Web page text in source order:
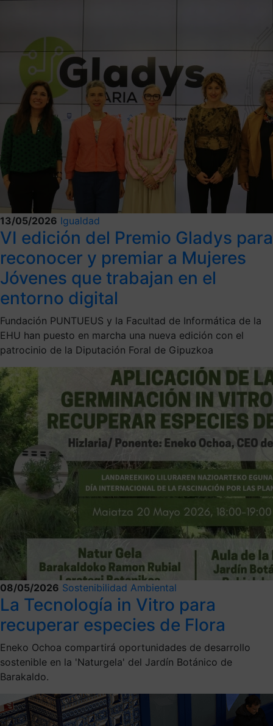
13/05/2026 Igualdad
VI edición del Premio Gladys para
reconocer y premiar a Mujeres
Jóvenes que trabajan en el
entorno digital
Fundación PUNTUEUS y la Facultad de Informática de la
EHU han puesto en marcha una nueva edición con el
patrocinio de la Diputación Foral de Gipuzkoa
08/05/2026 Sostenibilidad Ambiental
La Tecnología in Vitro para
recuperar especies de Flora
Eneko Ochoa compartirá oportunidades de desarrollo
sostenible en la 'Naturgela' del Jardín Botánico de
Barakaldo.